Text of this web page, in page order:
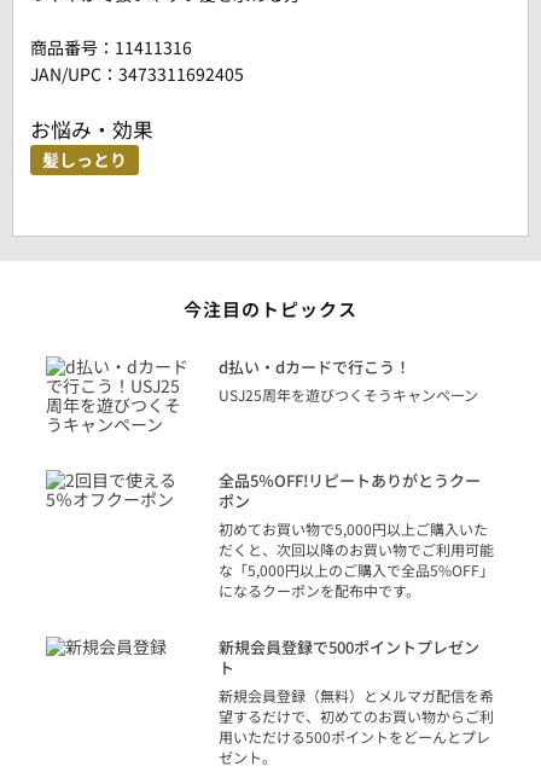
商品番号： 11411316
JAN/UPC：3473311692405
お悩み・効果
髪しっとり
今注目のトピックス
d払い・dカードで行こう！
USJ25周年を遊びつくそうキャンペーン
全品5％OFF!リピートありがとうクー
ポン
初めてお買い物で5,000円以上ご購入いた
だくと、次回以降のお買い物でご利用可能
な「5,000円以上のご購入で全品5%OFF」
になるクーポンを配布中です。
新規会員登録で500ポイントプレゼン
ト
新規会員登録（無料）とメルマガ配信を希
望するだけで、初めてのお買い物からご利
用いただける500ポイントをどーんとプレ
ゼント。